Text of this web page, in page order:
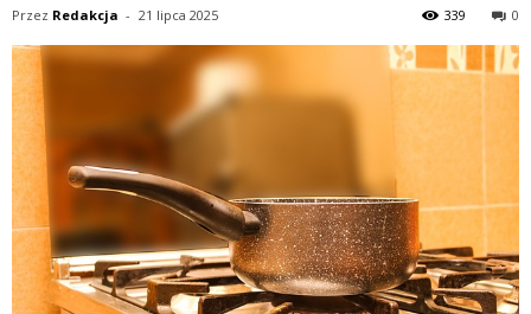
Przez Redakcja - 21 lipca 2025 0
339